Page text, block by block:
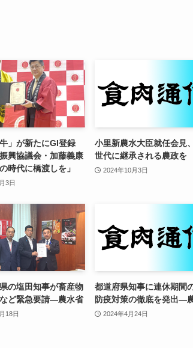
牛」が新たにGI登録
興協議会・加藤義康
時代に橋渡しを」
3日
小里新農水大臣就任会見
世代に継承される農政を
2024年10月3日
の塩田知事が畜産物
ど緊急要請—農水省
18日
都道府県知事に連休期間
防疫対策の徹底を発出—
2024年4月24日